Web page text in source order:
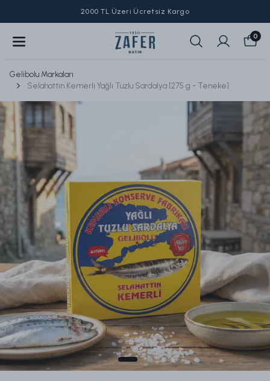
2000 TL Üzeri Ücretsiz Kargo
0
Gelibolu Markaları
Selahattin Kemerli Yağlı Tuzlu Sardalya [275 g - Teneke]